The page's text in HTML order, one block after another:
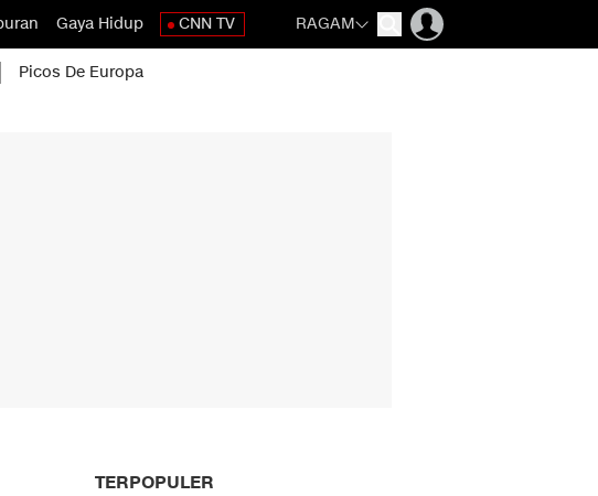
Gaya Hidup CNN TV RAGAM
Picos De Europa
TERPOPULER